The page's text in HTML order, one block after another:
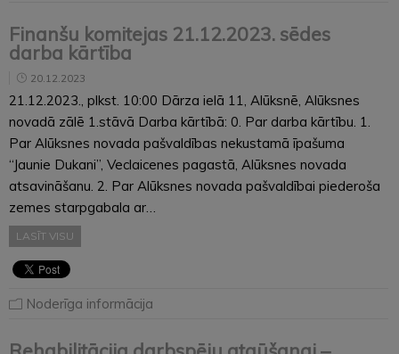
Finanšu komitejas 21.12.2023. sēdes
darba kārtība
20.12.2023
21.12.2023., plkst. 10:00 Dārza ielā 11, Alūksnē, Alūksnes
novadā zālē 1.stāvā Darba kārtībā: 0. Par darba kārtību. 1.
Par Alūksnes novada pašvaldības nekustamā īpašuma
“Jaunie Dukani”, Veclaicenes pagastā, Alūksnes novada
atsavināšanu. 2. Par Alūksnes novada pašvaldībai piederoša
zemes starpgabala ar…
LASĪT VISU
Noderīga informācija